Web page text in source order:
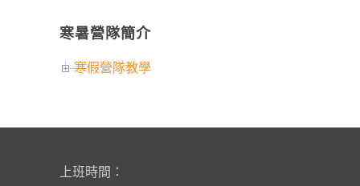
寒暑營隊簡介
寒假營隊教學
上班時間：